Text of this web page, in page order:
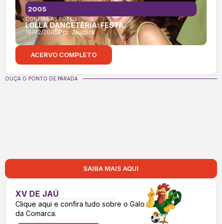
CONFIRA AS FOTOS:
LOLLA DANCETERIA: FESTA
19/02/2005Por:Jauclick
2005
ACERVO COMPLETO
OUÇA O PONTO DE PARADA
SAIBA MAIS AQUI
XV DE JAÚ
Clique aqui e confira tudo sobre o Galo
da Comarca.